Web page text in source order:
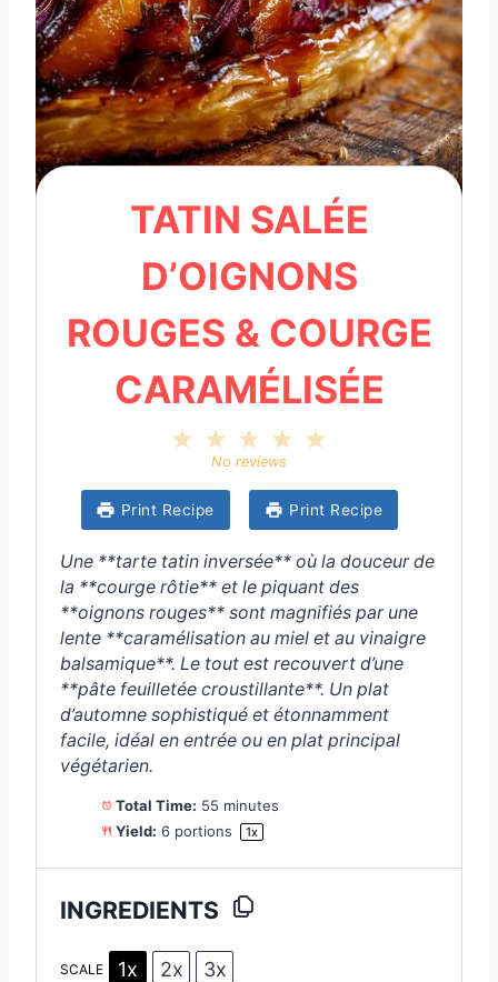
TATIN SALÉE
D’OIGNONS
ROUGES & COURGE
CARAMÉLISÉE
a
r
s
4
a
r
s
3
S
a
r
s
2
S
a
a
r
No reviews
Print Recipe Print Recipe
Une **tarte tatin inversée** où la douceur de
la **courge rôtie** et le piquant des
**oignons rouges** sont magnifiés par une
lente **caramélisation au miel et au vinaigre
balsamique**. Le tout est recouvert d’une
**pâte feuilletée croustillante**. Un plat
d’automne sophistiqué et étonnamment
facile, idéal en entrée ou en plat principal
végétarien.
Total Time: 55 minutes
Yield: 6portions 1x
INGREDIENTS
SCALE 1x 2x 3x